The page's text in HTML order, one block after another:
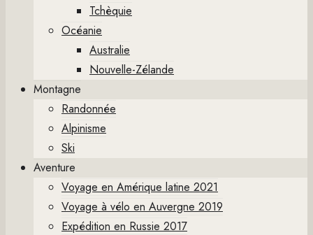
Tchèquie
Océanie
Australie
Nouvelle-Zélande
Montagne
Randonnée
Alpinisme
Ski
Aventure
Voyage en Amérique latine 2021
Voyage à vélo en Auvergne 2019
Expédition en Russie 2017